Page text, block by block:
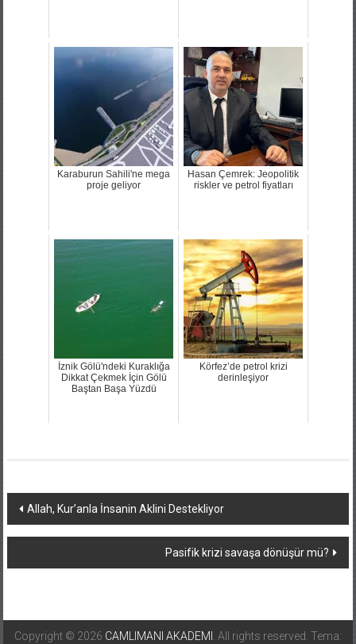
Karaburun Sahili'ne mega
proje geliyor
Hasan Çemrek: Jeopolitik
riskler ve petrol fiyatları
İznik Gölü'ndeki Kuraklığa
Dikkat Çekmek İçin Gölü
Baştan Başa Yüzdü
Körfez’de petrol krizi
derinleşiyor
Yazı
dolaşımı
Allah, Kur’anla İnsanin Aklini Destekliyor
Pasifik krizi savaşa dönüşür mü?
Copyright © 2026 CAMLIMANI AKADEMI . All rights reserved. Tema: